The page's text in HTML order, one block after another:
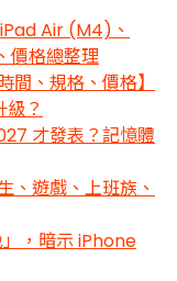
Air (M4)、
價格總整理
間、規格、價格】
？
才發表？記憶體
、遊戲、上班族、
，暗示 iPhone